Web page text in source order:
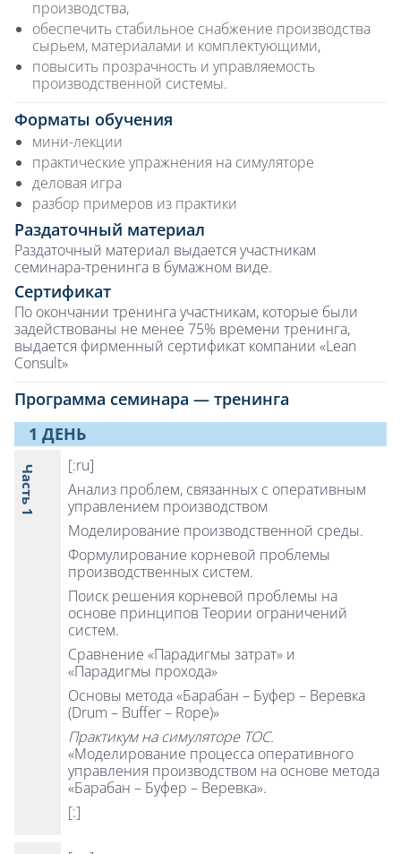
производства,
обеспечить стабильное снабжение производства
сырьем, материалами и комплектующими,
повысить прозрачность и управляемость
производственной системы.
Форматы обучения
мини-лекции
практические упражнения на симуляторе
деловая игра
разбор примеров из практики
Раздаточный материал
Раздаточный материал выдается участникам
семинара-тренинга в бумажном виде.
Сертификат
По окончании тренинга участникам, которые были
задействованы не менее 75% времени тренинга,
выдается фирменный сертификат компании «Lean
Consult»
Программа семинара — тренинга
1 ДЕНЬ
Часть 1
[:ru]
Анализ проблем, связанных с оперативным
управлением производством
Моделирование производственной среды.
Формулирование корневой проблемы
производственных систем.
Поиск решения корневой проблемы на
основе принципов Теории ограничений
систем.
Сравнение «Парадигмы затрат» и
«Парадигмы прохода»
Основы метода «Барабан – Буфер – Веревка
(Drum – Buffer – Rope)»
Практикум на симуляторе TOC.
«Моделирование процесса оперативного
управления производством на основе метода
«Барабан – Буфер – Веревка».
[:]